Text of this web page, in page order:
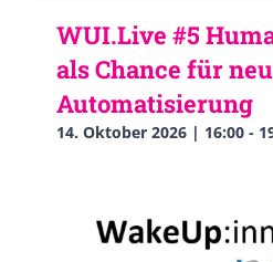
WUI.Live #5
als Chance für
Automatisierung
14. Oktober 2026 | 16:00 -